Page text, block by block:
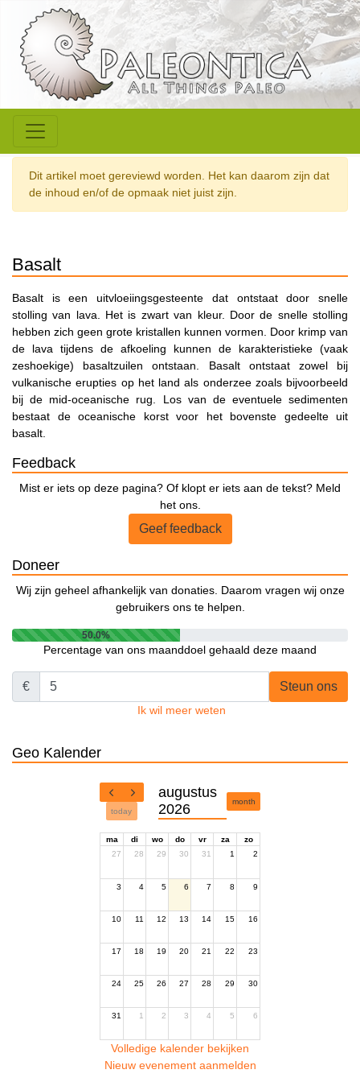
Dit artikel moet gereviewd worden. Het kan daarom zijn dat
de inhoud en/of de opmaak niet juist zijn.
Basalt
Basalt is een uitvloeiingsgesteente dat ontstaat door snelle
stolling van lava. Het is zwart van kleur. Door de snelle stolling
hebben zich geen grote kristallen kunnen vormen. Door krimp van
de lava tijdens de afkoeling kunnen de karakteristieke (vaak
zeshoekige) basaltzuilen ontstaan. Basalt ontstaat zowel bij
vulkanische erupties op het land als onderzee zoals bijvoorbeeld
bij de mid-oceanische rug. Los van de eventuele sedimenten
bestaat de oceanische korst voor het bovenste gedeelte uit
basalt.
Feedback
Mist er iets op deze pagina? Of klopt er iets aan de tekst? Meld
het ons.
Geef feedback
Doneer
Wij zijn geheel afhankelijk van donaties. Daarom vragen wij onze
gebruikers ons te helpen.
50.0%
Percentage van ons maanddoel gehaald deze maand
€ Steun ons
Ik wil meer weten
Geo Kalender
today
augustus
2026
month
ma di wo do vr za
zo
27
28 29 30 31 1 2
3 4 5 6 7 8 9
10 11 12 13 14 15 16
17 18 19 20 21 22 23
24 25 26 27 28 29 30
31 1 2 3 4 5 6
Volledige kalender bekijken
Nieuw evenement aanmelden